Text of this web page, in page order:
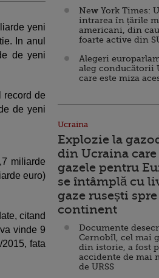
yeni
In anul
de yeni
record de
de yeni
miliarde
euro)
citand
vinde 9
fata
New York Times:
intrarea în țările
americani, din
foarte active din
Alegeri
aleg conducătorii
care este miza
Ucraina
Explozie la
din Ucraina
gazele pentru
se întâmplă cu
gaze rusești spre
continent
Documente
Cernobîl, cel mai
din istorie, a fost
accidente de mai
de URSS